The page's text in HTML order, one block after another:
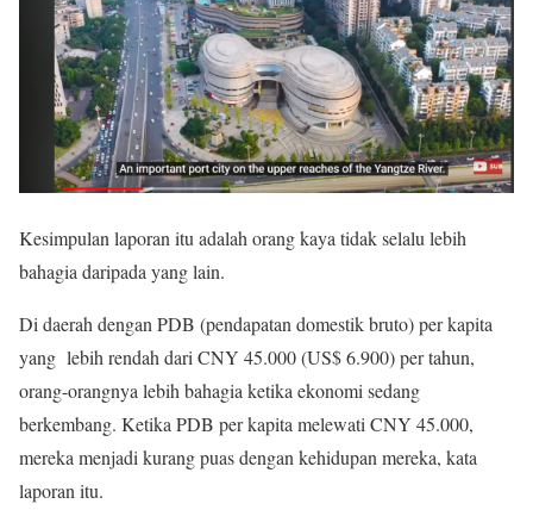
Kesimpulan laporan itu adalah orang kaya tidak selalu lebih
bahagia daripada yang lain.
Di daerah dengan PDB (pendapatan domestik bruto) per kapita
yang lebih rendah dari CNY 45.000 (US$ 6.900) per tahun,
orang-orangnya lebih bahagia ketika ekonomi sedang
berkembang. Ketika PDB per kapita melewati CNY 45.000,
mereka menjadi kurang puas dengan kehidupan mereka, kata
laporan itu.